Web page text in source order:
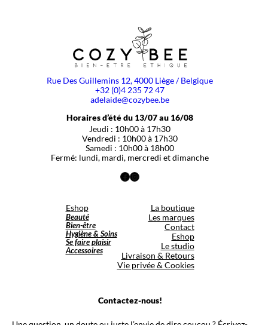
Rue Des Guillemins 12, 4000 Liège / Belgique
+32 (0)4 235 72 47
adelaide@cozybee.be
Horaires d’été du 13/07 au 16/08
Jeudi : 10h00 à 17h30
Vendredi : 10h00 à 17h30
Samedi : 10h00 à 18h00
Fermé: lundi, mardi, mercredi et dimanche
Facebook
Instagram
Eshop
Beauté
Bien-être
Hygiène & Soins
Se faire plaisir
Accessoires
La boutique
Les marques
Contact
Eshop
Le studio
Livraison & Retours
Vie privée & Cookies
Contactez-nous!